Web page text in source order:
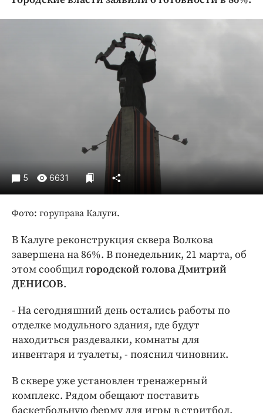
Криминал
Недвижимость и ЖКХ
Образование
Происшествия
Экономика и бизнес
ПРОЕКТЫ
Блоги
Медиаперсона
Интересное чтиво
Клиника года
Работодатель года
5 6631
Фото: горуправа Калуги.
В Калуге реконструкция сквера Волкова
завершена на 86%. В понедельник, 21 марта, об
этом сообщилгородской голова Дмитрий
ДЕНИСОВ.
- На сегодняшний день остались работы по
отделке модульного здания, где будут
находиться раздевалки, комнаты для
инвентаря и туалеты, - пояснил чиновник.
В сквере уже установлен тренажерный
комплекс. Рядом обещают поставить
баскетбольную ферму для игры в стритбол.